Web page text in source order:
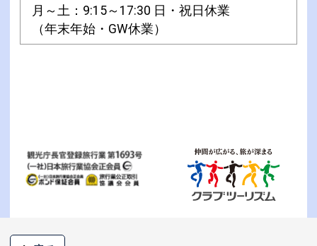
月～土：9:15～17:30 日・祝日休業
（年末年始・GW休業）